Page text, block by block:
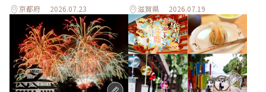
京都府 2026.07.23 滋賀県 2026.07.19